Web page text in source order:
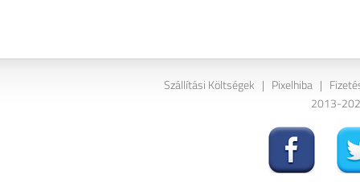
Szállítási Költségek | Pixelhiba |
2013-